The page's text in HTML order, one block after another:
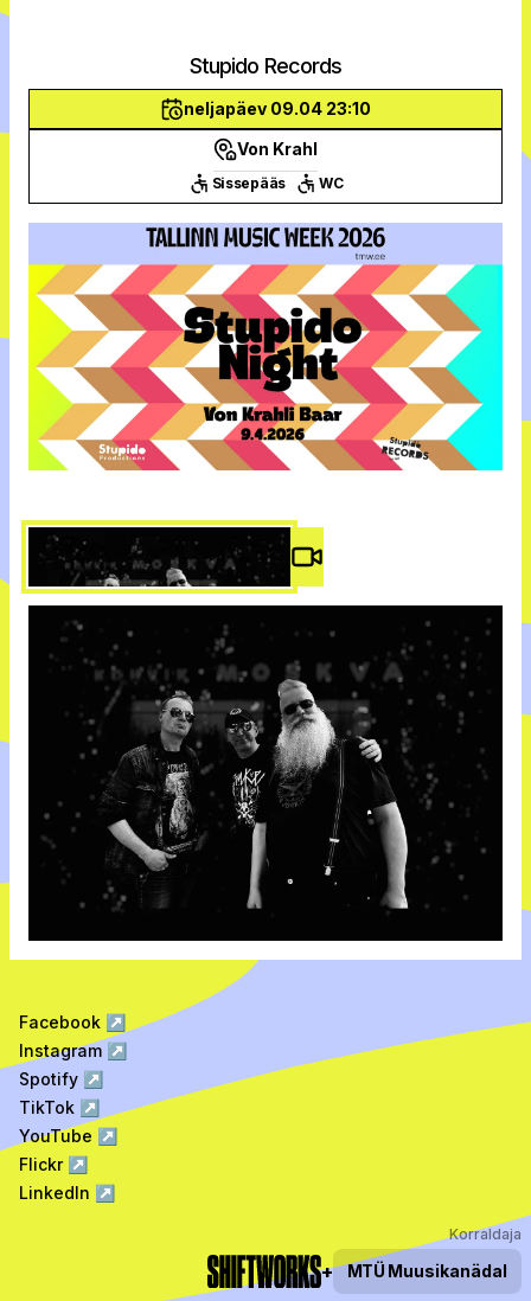
Stupido Records
neljapäev 09.04 23:10
Von Krahl
Sissepääs WC
Video #
Facebook ↗
Instagram ↗
Spotify ↗
TikTok ↗
YouTube ↗
Flickr↗
LinkedIn ↗
Korraldaja
+ MTÜ Muusikanädal